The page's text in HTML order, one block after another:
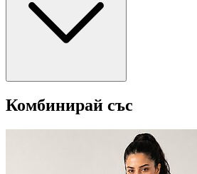
Комбинирай със